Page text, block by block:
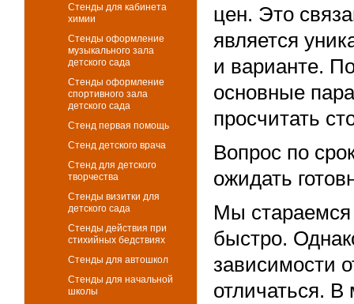
Стенды для кабинета
химии
Стенды оформление
музыкального зала
детского сада
Стенды оформление
спортивного зала
детского сада
Стенд первая помощь
Стенд детского врача
Стенд для детского
творчества
Стенды визитки для
детского сада
Стенды действия при
стихийных бедствиях
Стенды для автошкол
Стенды для начальной
школы
цен. Это
является
и варианте.
основные
просчитать
Вопрос по
ожидать
Мы стараемся
быстро.
зависимости
отличаться.